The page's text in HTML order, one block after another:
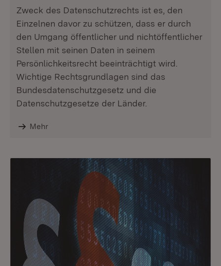
Zweck des Datenschutzrechts ist es, den
Einzelnen davor zu schützen, dass er durch
den Umgang öffentlicher und nichtöffentlicher
Stellen mit seinen Daten in seinem
Persönlichkeitsrecht beeinträchtigt wird.
Wichtige Rechtsgrundlagen sind das
Bundesdatenschutzgesetz und die
Datenschutzgesetze der Länder.
Mehr